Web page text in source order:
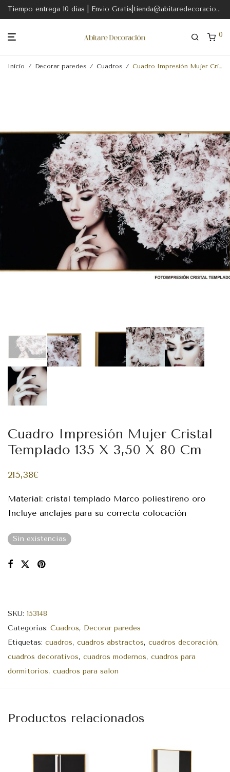
Tiempo entrega 10 dias | Envio Gratis|tienda@abitaredecoracion.com
0
Inicio / Decorar paredes / Cuadros / Cuadro Impresión Mujer Cristal Templado 135 X 3,50 X 80 Cm
Cuadro Impresión Mujer Cristal
Templado 135 X 3,50 X 80 Cm
215,38€
Material: cristal templado Marco poliestireno oro
Incluye anclajes para su correcta colocación
Sin existencias
SKU: 153148
Categorías: Cuadros, Decorar paredes
Etiquetas: cuadros, cuadros abstractos, cuadros decoración,
cuadros decorativos, cuadros modernos, cuadros para
dormitorios, cuadros para salon
Productos relacionados